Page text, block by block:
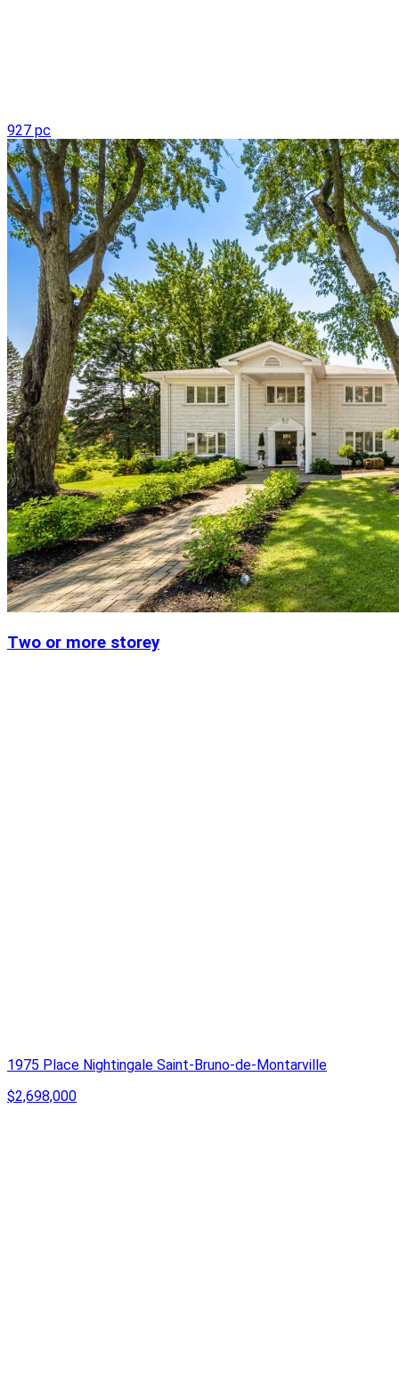
927 pc
Two or more storey
1975 Place Nightingale Saint-Bruno-de-Montarville
$2,698,000